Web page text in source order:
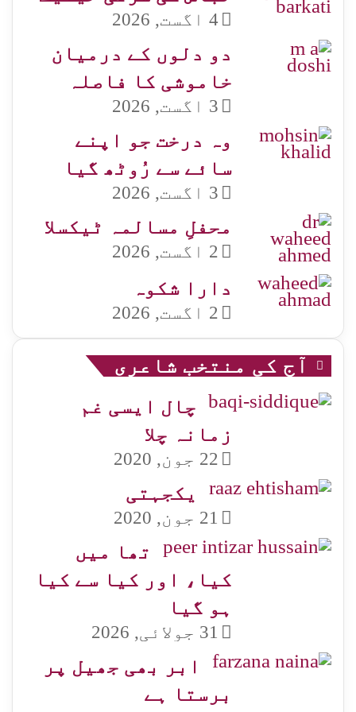
4 اگست, 2026
دو دلوں کے درمیان
خاموشی کا فاصلہ
3 اگست, 2026
وہ درخت جو اپنے
سائے سے رُوٹھ گیا
3 اگست, 2026
محفلِ مسالمہ ٹیکسلا
2 اگست, 2026
دارا شکوہ
2 اگست, 2026
آج کی منتخب شاعری
چال ایسی غم
زمانہ چلا
22 جون, 2020
یکجہتی
21 جون, 2020
تھا میں
کیا، اور کیا سے کیا
ہو گیا
31 جولائی, 2026
ابر بھی جھیل پر
برستا ہے